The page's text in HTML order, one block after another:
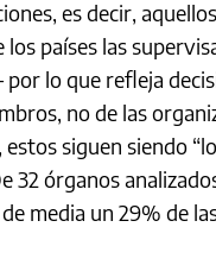
es decir,
los países las
por lo que refleja
no de las
estos siguen siendo
32 órganos
media un 29% de